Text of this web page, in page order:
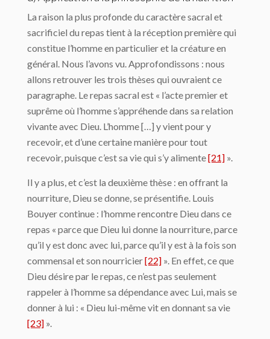
La raison la plus profonde du caractère sacral et
sacrificiel du repas tient à la réception première qui
constitue l’homme en particulier et la créature en
général. Nous l’avons vu. Approfondissons : nous
allons retrouver les trois thèses qui ouvraient ce
paragraphe. Le repas sacral est « l’acte premier et
suprême où l’homme s’appréhende dans sa relation
vivante avec Dieu. L’homme […] y vient pour y
recevoir, et d’une certaine manière pour tout
recevoir, puisque c’est sa vie qui s’y alimente[21] ».
Il y a plus, et c’est la deuxième thèse : en offrant la
nourriture, Dieu se donne, se présentifie. Louis
Bouyer continue : l’homme rencontre Dieu dans ce
repas « parce que Dieu lui donne la nourriture, parce
qu’il y est donc avec lui, parce qu’il y est à la fois son
commensal et son nourricier[22] ». En effet, ce que
Dieu désire par le repas, ce n’est pas seulement
rappeler à l’homme sa dépendance avec Lui, mais se
donner à lui : « Dieu lui-même vit en donnant sa vie
[23] ».